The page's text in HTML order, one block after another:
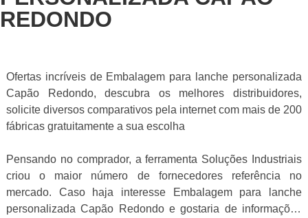
REDONDO
Ofertas incríveis de Embalagem para lanche personalizada
Capão Redondo, descubra os melhores distribuidores,
solicite diversos comparativos pela internet com mais de 200
fábricas gratuitamente a sua escolha
Pensando no comprador, a ferramenta Soluções Industriais
criou o maior número de fornecedores referência no
mercado. Caso haja interesse Embalagem para lanche
personalizada Capão Redondo e gostaria de informações